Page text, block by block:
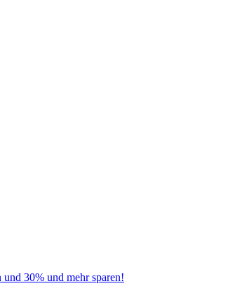
30% und mehr sparen!